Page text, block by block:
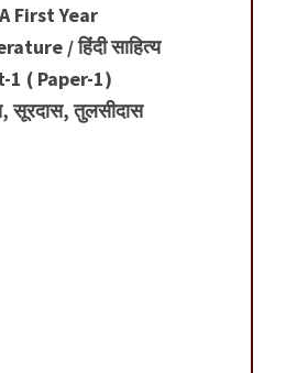
First Year
/ हिंदी साहित्य
1 ( Paper-1)
सूरदास, तुलसीदास